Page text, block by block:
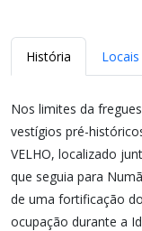
História
Nos limites da
vestígios pré-
VELHO, localizado
que seguia para
de uma fortificação
ocupação durante a